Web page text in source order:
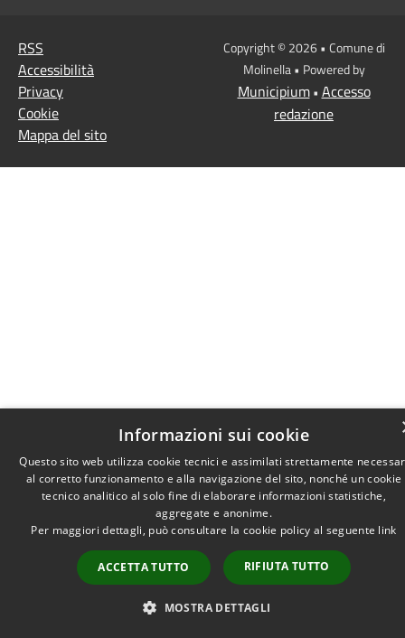
RSS
Accessibilità
Privacy
Cookie
Mappa del sito
Copyright © 2026 • Comune di
Molinella • Powered by
Municipium• Accesso
redazione
Informazioni sui cookie
Questo sito web utilizza cookie tecnici e assimilati strettamente
al corretto funzionamento e alla navigazione del sito, nonché un cookie
tecnico analitico al solo fine di elaborare informazioni statistiche,
aggregate e anonime.
Per maggiori dettagli, può consultare la cookie policy al seguente link
ACCETTA TUTTO RIFIUTA TUTTO
MOSTRA DETTAGLI